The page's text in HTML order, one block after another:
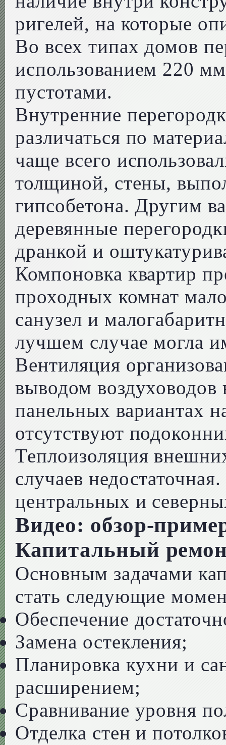
ригелей, на которые
Во всех типах домов
использованием 220
пустотами.
Внутренние
различаться по
чаще всего
толщиной, стены,
гипсобетона. Другим
деревянные
дранкой и
Компоновка квартир
проходных комнат
санузел и
лучшем случае могла
Вентиляция
выводом
панельных вариантах
отсутствуют
Теплоизоляция
случаев
центральных и
Видео: обзор-
Капитальный
Основным задачами
стать следующие
Обеспечение
Замена остекления;
Планировка кухни и
расширением;
Сравнивание уровня
Отделка стен и